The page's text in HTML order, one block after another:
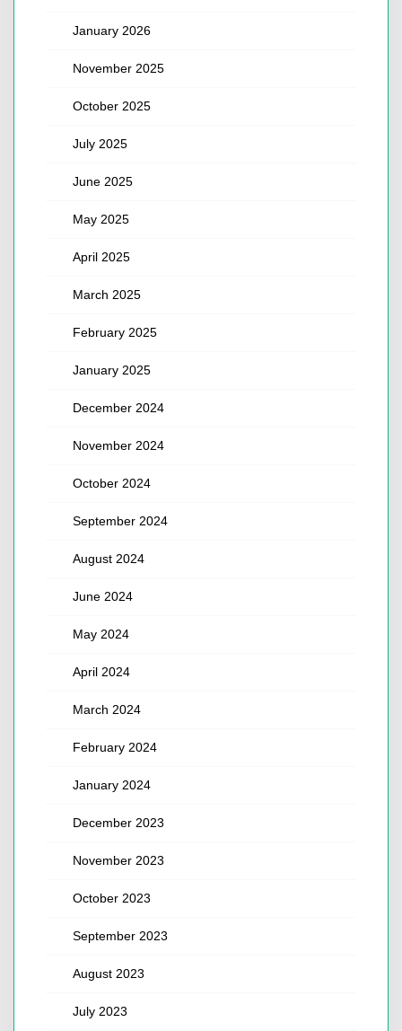
January 2026
November 2025
October 2025
July 2025
June 2025
May 2025
April 2025
March 2025
February 2025
January 2025
December 2024
November 2024
October 2024
September 2024
August 2024
June 2024
May 2024
April 2024
March 2024
February 2024
January 2024
December 2023
November 2023
October 2023
September 2023
August 2023
July 2023